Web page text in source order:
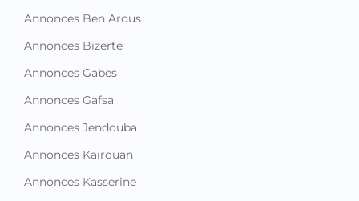
Annonces Ben Arous
Annonces Bizerte
Annonces Gabes
Annonces Gafsa
Annonces Jendouba
Annonces Kairouan
Annonces Kasserine